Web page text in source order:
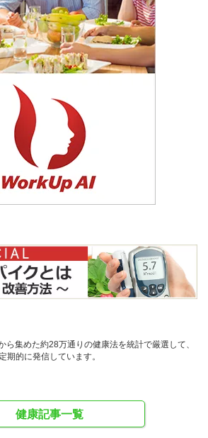
ら集めた約28万通りの健康法を統計で厳選して、
定期的に発信しています。
健康記事一覧